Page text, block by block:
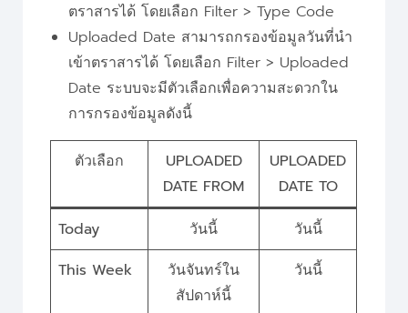
ตราสารได้ โดยเลือก Filter > Type Code
Uploaded Date สามารถกรองข้อมูลวันที่นำ
เข้าตราสารได้ โดยเลือก Filter > Uploaded
Date ระบบจะมีตัวเลือกเพื่อความสะดวกใน
การกรองข้อมูลดังนี้
ตัวเลือก
UPLOADED
DATE FROM
UPLOADED
DATE TO
Today
วันนี้
วันนี้
This Week
วันจันทร์ใน
สัปดาห์นี้
วันนี้